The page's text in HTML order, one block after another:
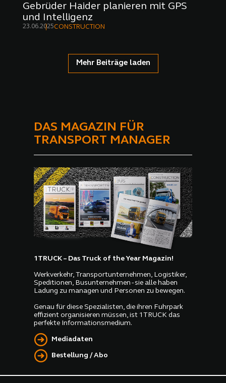
Gebrüder Haider planieren mit GPS
und Intelligenz
23.06.2025CONSTRUCTION
Mehr Beiträge laden
DAS MAGAZIN FÜR
TRANSPORT MANAGER
1TRUCK – Das Truck of the Year Magazin!
Werkverkehr, Transportunternehmen, Logistiker,
Speditionen, Busunternehmen - sie alle haben
Ladung zu managen und Personen zu bewegen.
Genau für diese Spezialisten, die ihren Fuhrpark
effizient organisieren müssen, ist 1TRUCK das
perfekte Informationsmedium.
Mediadaten
Bestellung / Abo